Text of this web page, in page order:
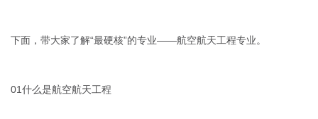
下面，带大家了解“最硬核”的专业——航空航天工程专业。
01什么是航空航天工程